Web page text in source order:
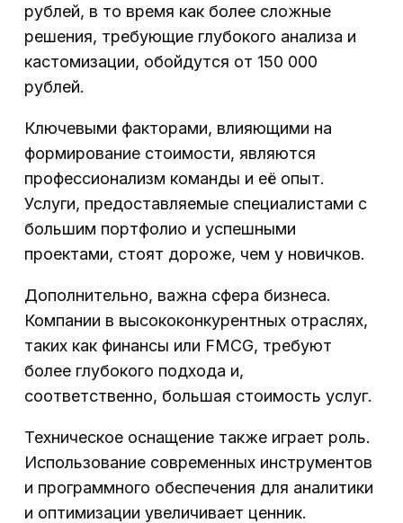
рублей, в то время как более сложные
решения, требующие глубокого анализа и
кастомизации, обойдутся от 150 000
рублей.
Ключевыми факторами, влияющими на
формирование стоимости, являются
профессионализм команды и её опыт.
Услуги, предоставляемые специалистами с
большим портфолио и успешными
проектами, стоят дороже, чем у новичков.
Дополнительно, важна сфера бизнеса.
Компании в высококонкурентных отраслях,
таких как финансы или FMCG, требуют
более глубокого подхода и,
соответственно, большая стоимость услуг.
Техническое оснащение также играет роль.
Использование современных инструментов
и программного обеспечения для аналитики
и оптимизации увеличивает ценник.